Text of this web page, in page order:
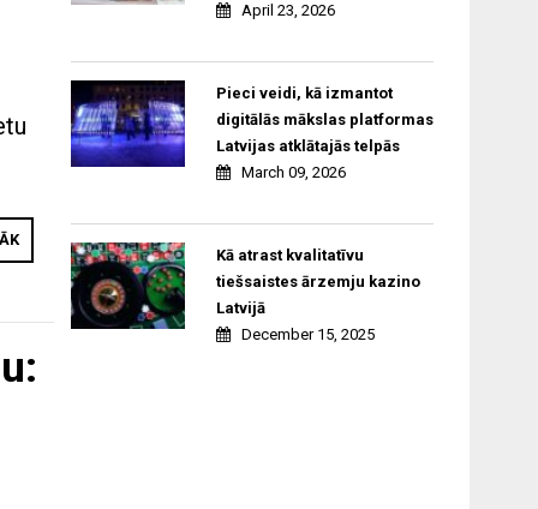
April 23, 2026
Pieci veidi, kā izmantot
digitālās mākslas platformas
Latvijas atklātajās telpās
March 09, 2026
Kā atrast kvalitatīvu
tiešsaistes ārzemju kazino
Latvijā
December 15, 2025